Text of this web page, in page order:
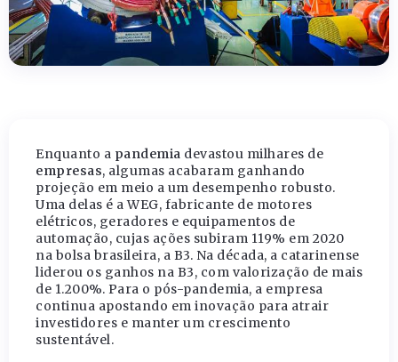
Enquanto a pandemia devastou milhares de
empresas, algumas acabaram ganhando
projeção em meio a um desempenho robusto.
Uma delas é a WEG, fabricante de motores
elétricos, geradores e equipamentos de
automação, cujas ações subiram 119% em 2020
na bolsa brasileira, a B3. Na década, a catarinense
liderou os ganhos na B3, com valorização de mais
de 1.200%. Para o pós-pandemia, a empresa
continua apostando em inovação para atrair
investidores e manter um crescimento
sustentável.